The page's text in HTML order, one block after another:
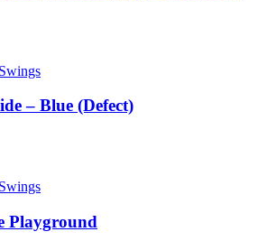
– Blue (Defect)
Playground